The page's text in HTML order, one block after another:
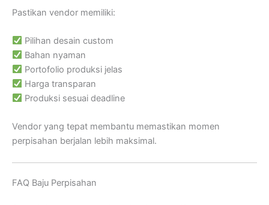
Pastikan vendor memiliki:
Pilihan desain custom
Bahan nyaman
Portofolio produksi jelas
Harga transparan
Produksi sesuai deadline
Vendor yang tepat membantu memastikan momen
perpisahan berjalan lebih maksimal.
FAQ Baju Perpisahan